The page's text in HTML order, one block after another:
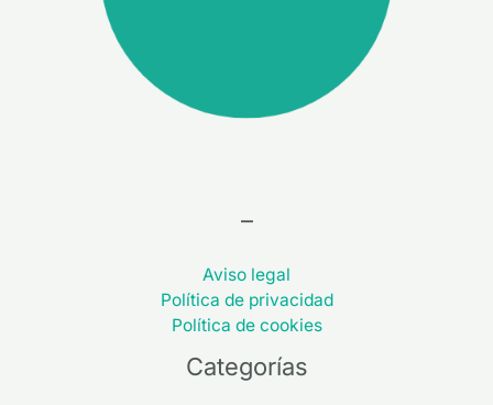
–
Aviso legal
Política de privacidad
Política de cookies
Categorías